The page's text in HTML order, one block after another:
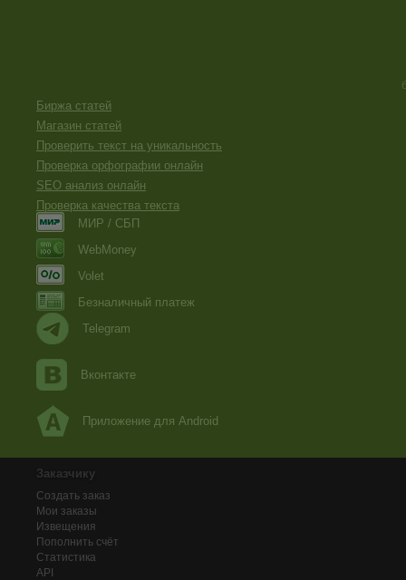
Биржа статей
Магазин статей
Проверить текст на уникальность
Проверка орфографии онлайн
SEO анализ онлайн
Проверка качества текста
МИР / СБП
WebMoney
Volet
Безналичный платеж
Telegram
Вконтакте
Приложение для Android
Заказчику
Создать заказ
Мои заказы
Извещения
Пополнить счёт
Статистика
API